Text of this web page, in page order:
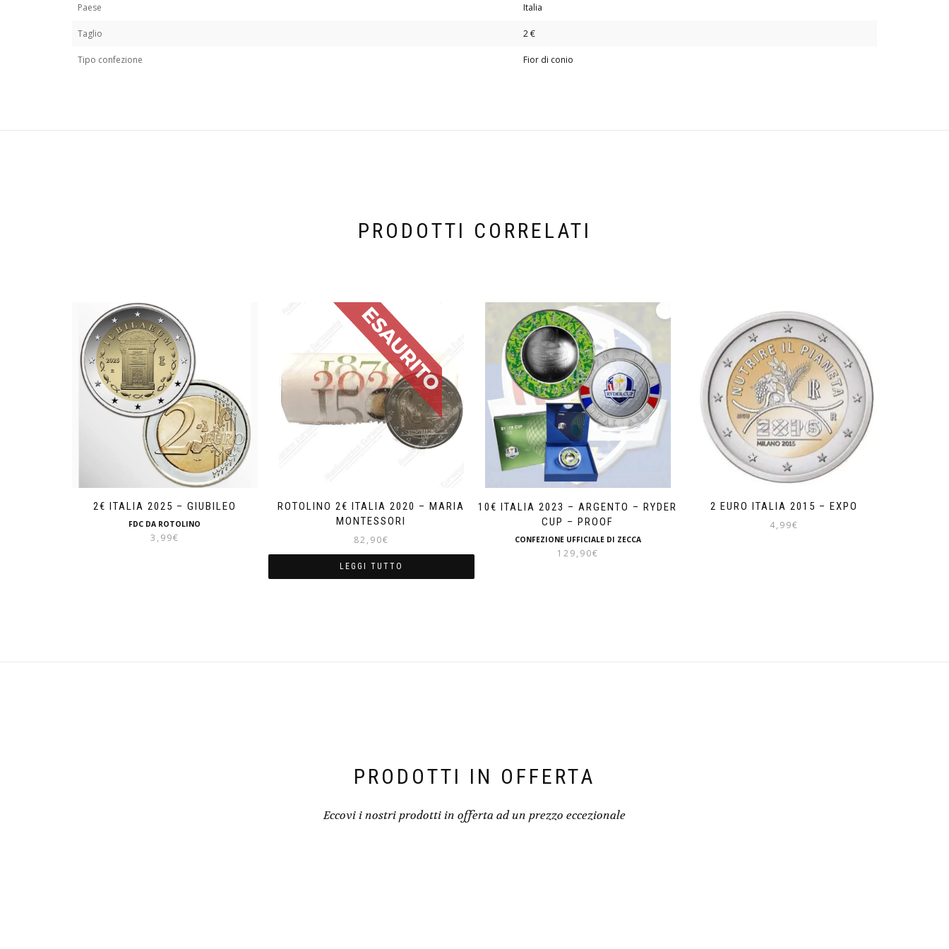
Paese Italia
Taglio 2 €
Tipo confezione Fior di conio
PRODOTTI CORRELATI
2€ ITALIA 2025 – GIUBILEO
FDC DA ROTOLINO
3,99€
ROTOLINO 2€ ITALIA 2020 – MARIA
MONTESSORI
82,90€
LEGGI TUTTO
10€ ITALIA 2023 – ARGENTO – RYDER
CUP – PROOF
CONFEZIONE UFFICIALE DI ZECCA
129,90€
2 EURO ITALIA 2015 – EXPO
4,99€
PRODOTTI IN OFFERTA
Eccovi i nostri prodotti in offerta ad un prezzo eccezionale